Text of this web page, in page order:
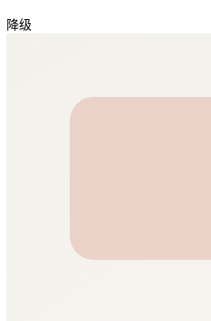
降级